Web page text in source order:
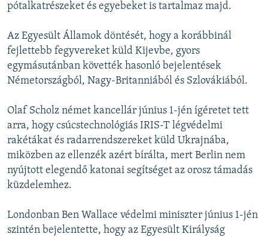
pótalkatrészeket és egyebeket is tartalmaz majd.
Az Egyesült Államok döntését, hogy a korábbinál
fejlettebb fegyvereket küld Kijevbe, gyors
egymásutánban követték hasonló bejelentések
Németországból, Nagy-Britanniából és Szlovákiából.
Olaf Scholz német kancellár június 1-jén ígéretet tett
arra, hogy csúcstechnológiás IRIS-T légvédelmi
rakétákat és radarrendszereket küld Ukrajnába,
miközben az ellenzék azért bírálta, mert Berlin nem
nyújtott elegendő katonai segítséget az orosz támadás
küzdelemhez.
Londonban Ben Wallace védelmi miniszter június 1-jén
szintén bejelentette, hogy az Egyesült Királyság